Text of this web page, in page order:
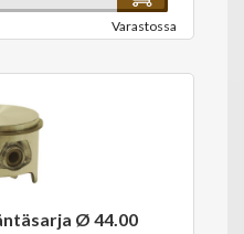
Varastossa
Ø 44.00